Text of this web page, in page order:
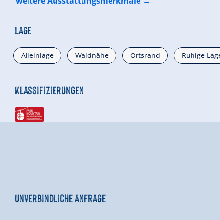
Lage
Alleinlage Waldnähe Ortsrand Ruhige
Klassifizierungen
Unverbindliche Anfrage